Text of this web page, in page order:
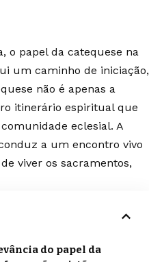
o papel da catequese na
um caminho de iniciação,
não é apenas a
itinerário espiritual que
eclesial. A
a um encontro vivo
viver os sacramentos,
do papel da